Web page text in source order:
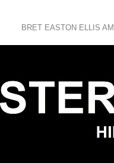
BRET EASTON ELLIS